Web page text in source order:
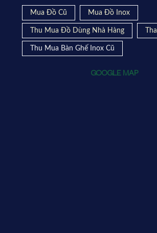
Mua Đồ Cũ Mua Đồ Inox
Thu Mua Đồ Dùng Nhà Hàng
Thu Mua Bàn Ghế Inox Cũ
GOOGLE MAP